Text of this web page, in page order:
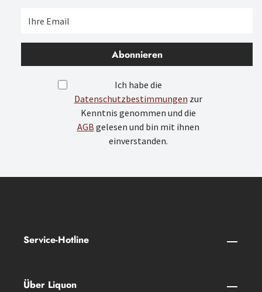
Abonnieren
Ich habe die
Datenschutzbestimmungen zur
Kenntnis genommen und die
AGB gelesen und bin mit ihnen
einverstanden.
Service-Hotline
Über Liquon